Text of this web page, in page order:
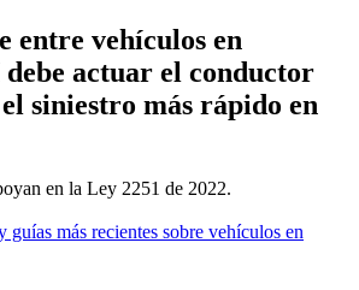
entre vehículos en
actuar el conductor
siniestro más rápido en
en la Ley 2251 de 2022.
guías más recientes sobre vehículos en